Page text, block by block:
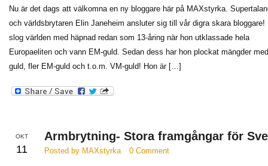
Nu är det dags att välkomna en ny bloggare här på MAXstyrka.
och världsbrytaren Elin Janeheim ansluter sig till vår digra skara bloggare!
slog världen med häpnad redan som 13-åring när hon utklassade hela
Europaeliten och vann EM-guld. Sedan dess har hon plockat mängder
guld, fler EM-guld och t.o.m. VM-guld! Hon är […]
OKT
11
Armbrytning- Stora framgångar för
Posted by MAXstyrka 0 Comment